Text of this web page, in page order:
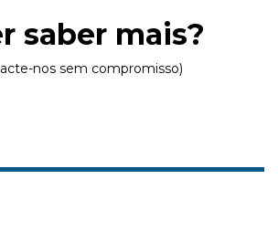
saber mais?
nos sem compromisso)